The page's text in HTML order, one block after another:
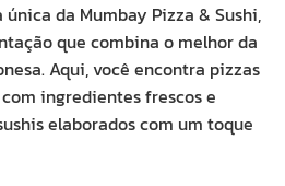
da Mumbay Pizza & Sushi,
que combina o melhor da
Aqui, você encontra pizzas
ingredientes frescos e
elaborados com um toque